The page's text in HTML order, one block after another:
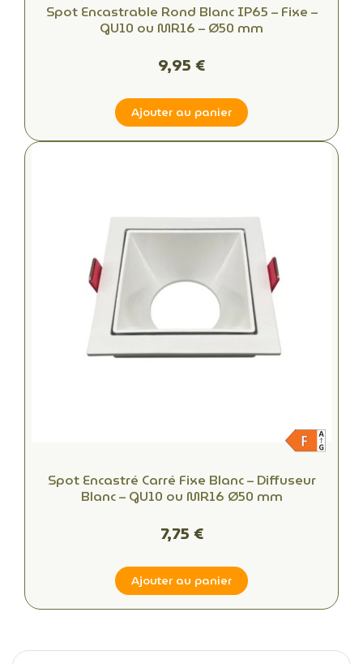
Spot Encastrable Rond Blanc IP65 – Fixe –
GU10 ou MR16 – Ø50 mm
9,95 €
Ajouter au panier
Spot Encastré Carré Fixe Blanc – Diffuseur
Blanc – GU10 ou MR16 Ø50 mm
7,75 €
Ajouter au panier